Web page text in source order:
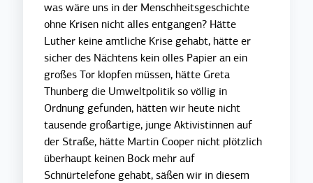
was wäre uns in der Menschheitsgeschichte
ohne Krisen nicht alles entgangen? Hätte
Luther keine amtliche Krise gehabt, hätte er
sicher des Nächtens kein olles Papier an ein
großes Tor klopfen müssen, hätte Greta
Thunberg die Umweltpolitik so völlig in
Ordnung gefunden, hätten wir heute nicht
tausende großartige, junge Aktivistinnen auf
der Straße, hätte Martin Cooper nicht plötzlich
überhaupt keinen Bock mehr auf
Schnürtelefone gehabt, säßen wir in diesem